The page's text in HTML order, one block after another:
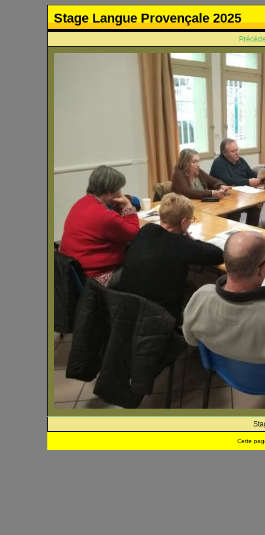
Stage Langue Provençale 2025
Cette